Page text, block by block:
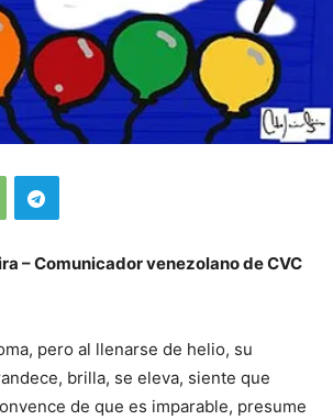
– Comunicador venezolano de CVC
pero al llenarse de helio, su
brilla, se eleva, siente que
de que es imparable, presume